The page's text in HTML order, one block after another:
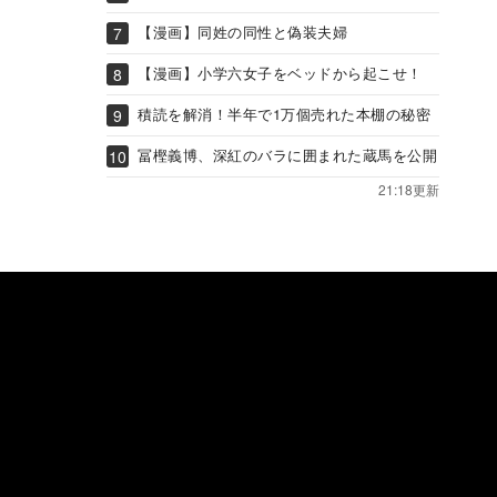
【漫画】同姓の同性と偽装夫婦
【漫画】小学六女子をベッドから起こせ！
積読を解消！半年で1万個売れた本棚の秘密
冨樫義博、深紅のバラに囲まれた蔵馬を公開
21:18更新